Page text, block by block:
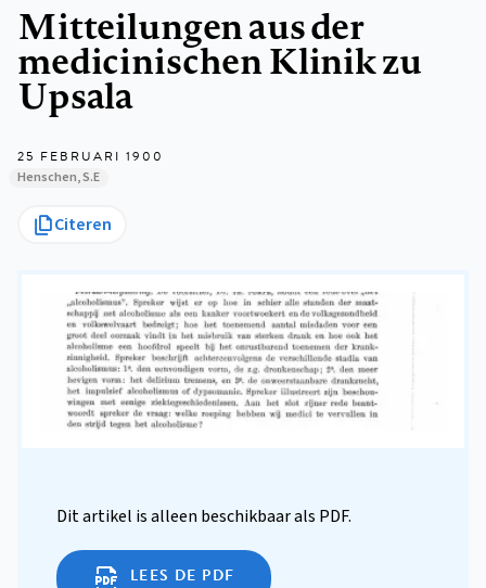
Mitteilungen aus der
medicinischen Klinik zu
Upsala
25 FEBRUARI 1900
Henschen, S.E
Citeren
Dit artikel is alleen beschikbaar als PDF.
LEES DE PDF